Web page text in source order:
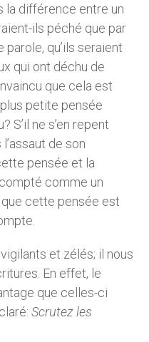
la différence entre un
ils péché que par
parole, qu’ils seraient
qui ont déchu de
que cela est
plus petite pensée
S’il ne s’en repent
de son
pensée et la
comme un
que cette pensée est
et zélés; il nous
En effet, le
que celles-ci
Scrutez les